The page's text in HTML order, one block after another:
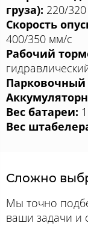
груза): 220/
Скорость
400/350 мм/с
Рабочий
Парковочный
Вес батареи:
Вес
Сложно
Мы точно
ваши задачи и